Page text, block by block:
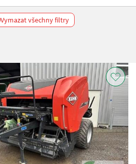
Vymazat všechny filtry